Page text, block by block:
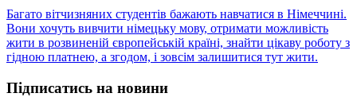
Багато вітчизняних студентів бажають навчатися в Німеччині.
Вони хочуть вивчити німецьку мову, отримати можливість
жити в розвиненій європейській країні, знайти цікаву роботу з
гідною платнею, а згодом, і зовсім залишитися тут жити.
Підписатись на новини